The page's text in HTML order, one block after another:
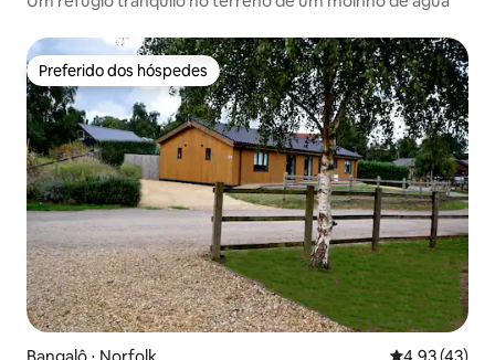
Preferido dos hóspedes
Preferido dos hóspedes